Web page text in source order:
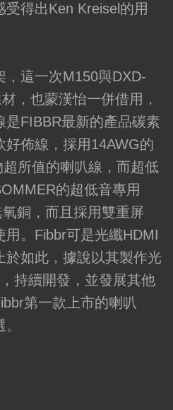
得出Ken Kreisel的用
這一次M150與DXD-
，也蒙漢怡一併借用，
FIBBR最新的產品碳素
好佈線，採用14AWG的
所值的喇叭線，而超低
的超低音專用
銅，而且採用雙重屏
。Fibbr可是光纖HDMI
於如此，據說以其製作光
持續開發，並發展其他
第一款上市的喇叭